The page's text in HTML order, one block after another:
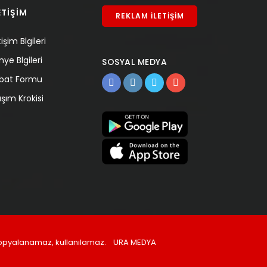
Blgileri
Blgileri
Formu
Krokisi
REKLAM İLETİŞİM
SOSYAL MEDYA
kullanılamaz. URA MEDYA